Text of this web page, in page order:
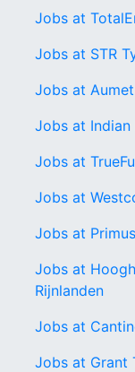
Jobs at
Jobs at STR
Jobs at Aumet
Jobs at Indian
Jobs at
Jobs at
Jobs at
Jobs at
Rijnlanden
Jobs at
Jobs at Grant